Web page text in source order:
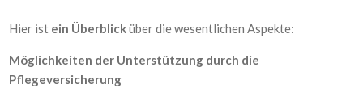
Hier ist ein Überblicküber die wesentlichen Aspekte:
Möglichkeiten der Unterstützung durch die
Pflegeversicherung